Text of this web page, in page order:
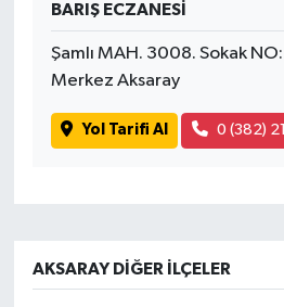
BARIŞ ECZANESİ
Şamlı MAH. 3008. Sokak
Merkez Aksaray
Yol Tarifi Al 0 (382)
AKSARAY DIĞER İLÇELER